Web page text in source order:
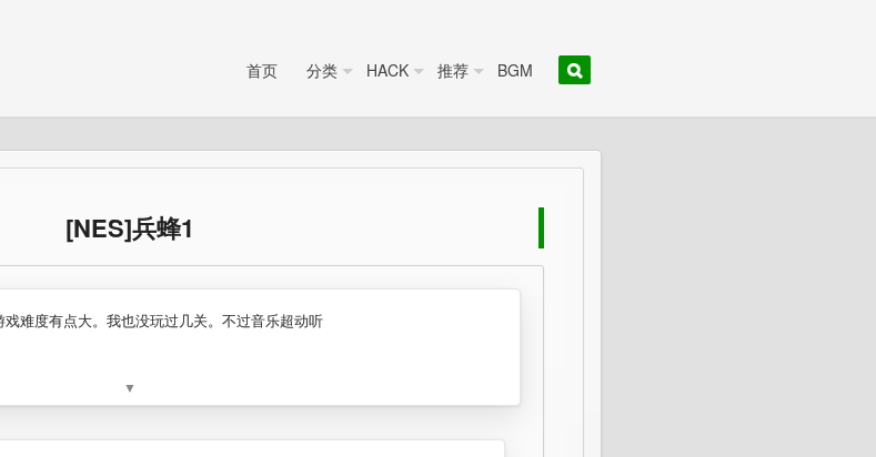
首页 分类 HACK 推荐 BGM
[NES]兵蜂1
难度有点大。我也没玩过几关。不过音乐超动听
▼